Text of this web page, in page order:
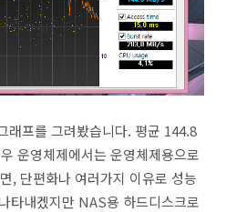
프를 그려봤습니다. 평균 144.8
운영체제에서는 운영체제용으로
, 단편화나 여러가지 이유로 성능
타내겠지만 NAS용 하드디스크로